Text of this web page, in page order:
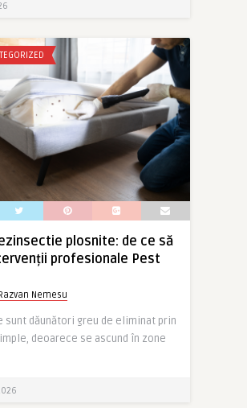
plosnite: de ce să
profesionale Pest
Razvan Nemesu
sunt dăunători greu de eliminat prin
deoarece se ascund în zone